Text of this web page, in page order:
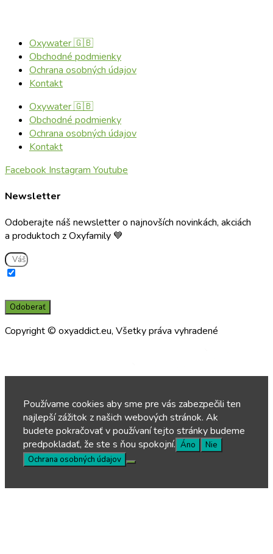
Oxywater 🇬🇧
Obchodné podmienky
Ochrana osobných údajov
Kontakt
Oxywater 🇬🇧
Obchodné podmienky
Ochrana osobných údajov
Kontakt
Facebook Instagram Youtube
Newsletter
Odoberajte náš newsletter o najnovších novinkách, akciách
a produktoch z Oxyfamily 💙
Odoberať
Copyright © oxyaddict.eu, Všetky práva vyhradené
Používame cookies aby sme pre vás zabezpečili ten
najlepší zážitok z našich webových stránok. Ak
budete pokračovať v používaní tejto stránky budeme
predpokladať, že ste s ňou spokojní. Áno
Nie
Ochrana osobných údajov